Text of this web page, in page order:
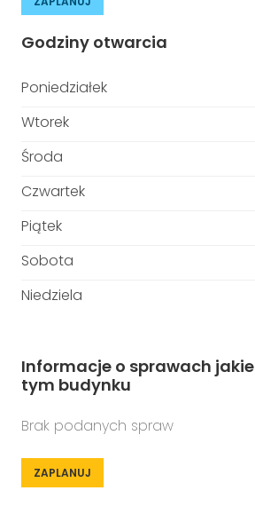
Godziny otwarcia
Poniedziałek
Wtorek
Środa
Czwartek
Piątek
Sobota
Niedziela
Informacje o sprawach jakie
tym budynku
Brak podanych spraw
ZAPLANUJ